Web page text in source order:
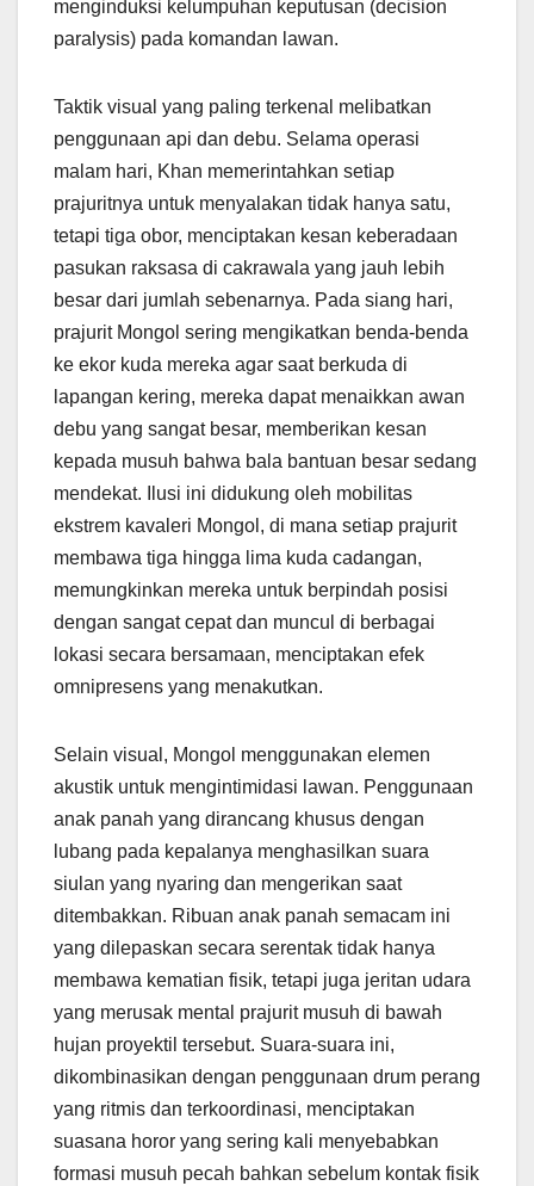
menginduksi kelumpuhan keputusan (decision
paralysis) pada komandan lawan.
Taktik visual yang paling terkenal melibatkan
penggunaan api dan debu. Selama operasi
malam hari, Khan memerintahkan setiap
prajuritnya untuk menyalakan tidak hanya satu,
tetapi tiga obor, menciptakan kesan keberadaan
pasukan raksasa di cakrawala yang jauh lebih
besar dari jumlah sebenarnya. Pada siang hari,
prajurit Mongol sering mengikatkan benda-benda
ke ekor kuda mereka agar saat berkuda di
lapangan kering, mereka dapat menaikkan awan
debu yang sangat besar, memberikan kesan
kepada musuh bahwa bala bantuan besar sedang
mendekat. Ilusi ini didukung oleh mobilitas
ekstrem kavaleri Mongol, di mana setiap prajurit
membawa tiga hingga lima kuda cadangan,
memungkinkan mereka untuk berpindah posisi
dengan sangat cepat dan muncul di berbagai
lokasi secara bersamaan, menciptakan efek
omnipresens yang menakutkan.
Selain visual, Mongol menggunakan elemen
akustik untuk mengintimidasi lawan. Penggunaan
anak panah yang dirancang khusus dengan
lubang pada kepalanya menghasilkan suara
siulan yang nyaring dan mengerikan saat
ditembakkan. Ribuan anak panah semacam ini
yang dilepaskan secara serentak tidak hanya
membawa kematian fisik, tetapi juga jeritan udara
yang merusak mental prajurit musuh di bawah
hujan proyektil tersebut. Suara-suara ini,
dikombinasikan dengan penggunaan drum perang
yang ritmis dan terkoordinasi, menciptakan
suasana horor yang sering kali menyebabkan
formasi musuh pecah bahkan sebelum kontak fisik